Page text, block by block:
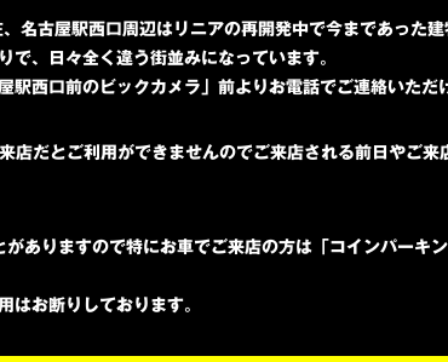
古屋駅西口周辺はリニアの再開発中で今まであった
、日々全く違う街並みになっています。
西口前のビックカメラ」前よりお電話でご連絡いただ
だとご利用ができませんのでご来店される前日やご
ありますので特にお車でご来店の方は「コインパーキ
はお断りしております。